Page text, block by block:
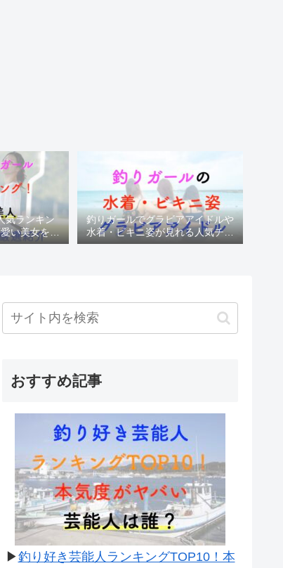
気ランキン
い美女を厳
釣りガールでグラビアアイドルや
水着・ビキニ姿が見れる人気チャ
ンネル
おすすめ記事
▶釣り好き芸能人ランキングTOP10！本